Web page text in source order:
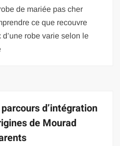
de mariée pas cher
ce que recouvre
robe varie selon le
d’intégration
de Mourad